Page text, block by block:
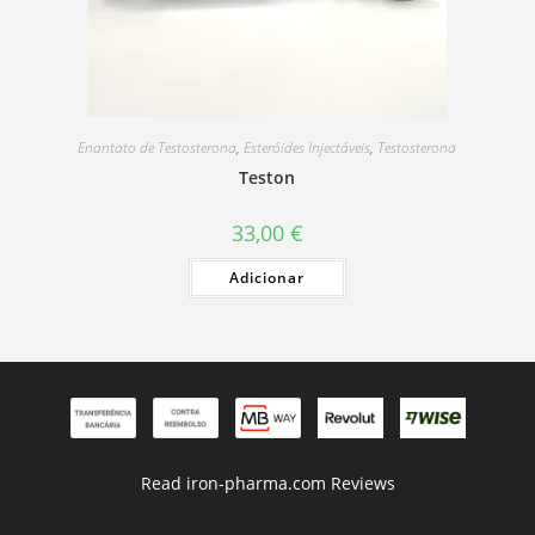
Enantato de Testosterona,Esteróides Injectáveis, Testosterona
Teston
33,00 €
Adicionar
Read iron-pharma.com Reviews